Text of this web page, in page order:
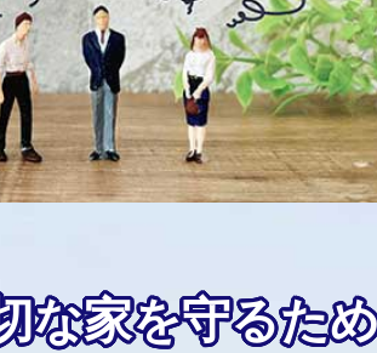
な家を守るた